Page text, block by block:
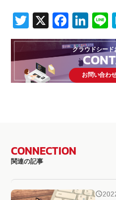
Twitter
X
クラウドシード
お問い合わ
CONNECTION
関連の記事